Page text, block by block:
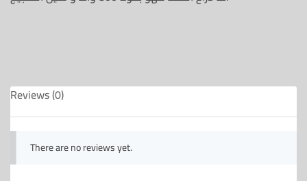
Reviews (0)
There are no reviews yet.